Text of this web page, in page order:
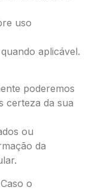
uso
aplicável.
poderemos
certeza da sua
ou
da
Caso o